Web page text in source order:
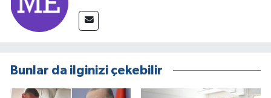
Bunlar da ilginizi çekebilir